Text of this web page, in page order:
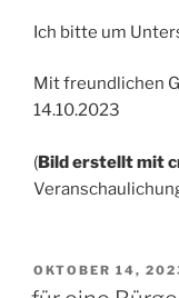
Ich bitte um
Mit freundlichen
14.10.2023
(Bild erstellt mit
VERÖFFENTLICHT
AM
OKTOBER 14,